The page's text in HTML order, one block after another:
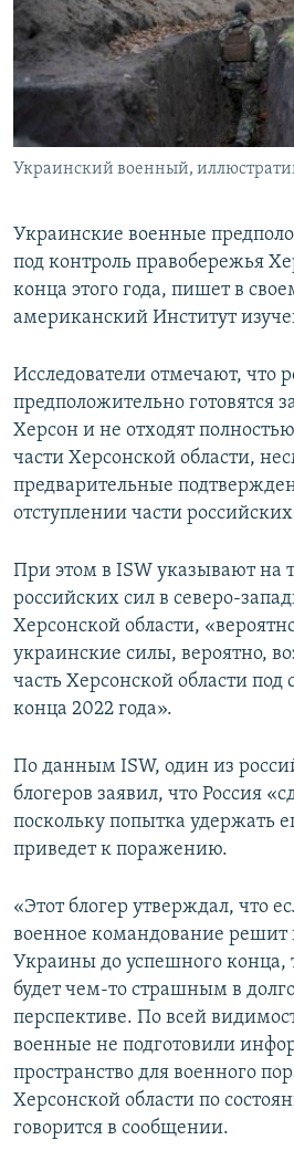
ПОБЕДИТЕЛЕЙ НЕ СУДЯТ?
КРЫМ.НЕПОКОРЕННЫЙ
ELIFBE
УКРАИНСКАЯ ПРОБЛЕМА КРЫМА
ПРИСОЕДИНЯЙТЕСЬ!
Все сайты RFE/RL
Украинский военный,
Украинские военные
под контроль правобережья
конца этого года, пишет в
американский Институт
Исследователи отмечают, что
предположительно готовятся
Херсон и не отходят
части Херсонской области,
предварительные
отступлении части
При этом в ISW указывают на
российских сил в северо-
Херсонской области,
украинские силы, вероятно,
часть Херсонской области под
конца 2022 года».
По данным ISW, один из
блогеров заявил, что Россия
поскольку попытка удержать
приведет к поражению.
«Этот блогер утверждал, что
военное командование решит
Украины до успешного конца,
будет чем-то страшным в
перспективе. По всей
военные не подготовили
пространство для военного
Херсонской области по
говорится в сообщении.